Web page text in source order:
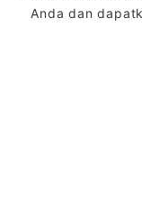
Anda dan